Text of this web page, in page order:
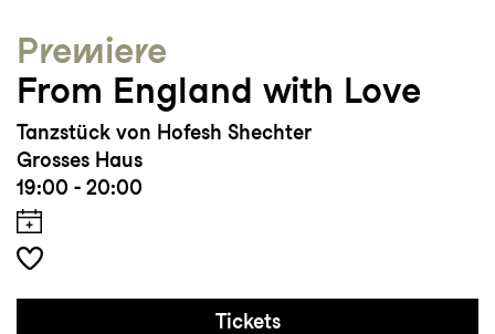
Premiere
From England with Love
Tanzstück von Hofesh Shechter
Grosses Haus
19:00 - 20:00
Tickets